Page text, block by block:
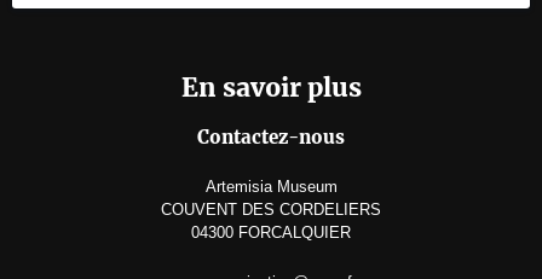
En savoir plus
Contactez-nous
Artemisia Museum
COUVENT DES CORDELIERS
04300 FORCALQUIER